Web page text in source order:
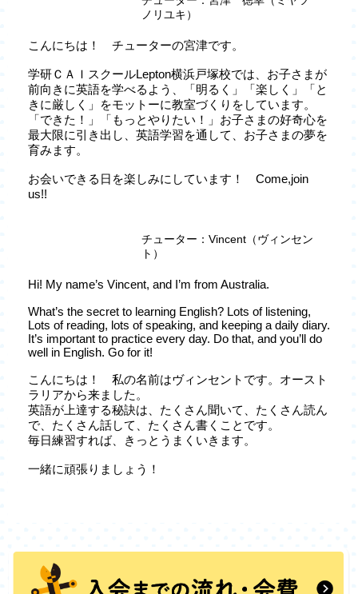
ノリユキ）
こんにちは！ チューターの宮津です。
学研ＣＡＩスクールLepton横浜戸塚校では、お子さまが
前向きに英語を学べるよう、「明るく」「楽しく」「と
きに厳しく」をモットーに教室づくりをしています。
「できた！」「もっとやりたい！」お子さまの好奇心を
最大限に引き出し、英語学習を通して、お子さまの夢を
育みます。
お会いできる日を楽しみにしています！ Come,join
us!!
チューター：Vincent（ヴィンセン
ト）
Hi! My name’s Vincent, and I’m from Australia.
What’s the secret to learning English? Lots of listening,
Lots of reading, lots of speaking, and keeping a daily diary.
It’s important to practice every day. Do that, and you’ll do
well in English. Go for it!
こんにちは！ 私の名前はヴィンセントです。オースト
ラリアから来ました。
英語が上達する秘訣は、たくさん聞いて、たくさん読ん
で、たくさん話して、たくさん書くことです。
毎日練習すれば、きっとうまくいきます。
一緒に頑張りましょう！